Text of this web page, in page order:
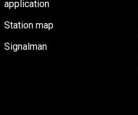
application
Station map
Signalman